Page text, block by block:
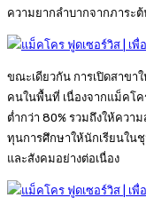
ความยากลำบากจากภาระ
ขณะเดียวกัน การเปิดสาขา
คนในพื้นที่ เนื่องจากแม็คโ
ต่ำกว่า 80% รวมถึงให้คว
ทุนการศึกษาให้นักเรียนใน
และสังคมอย่างต่อเนื่อง